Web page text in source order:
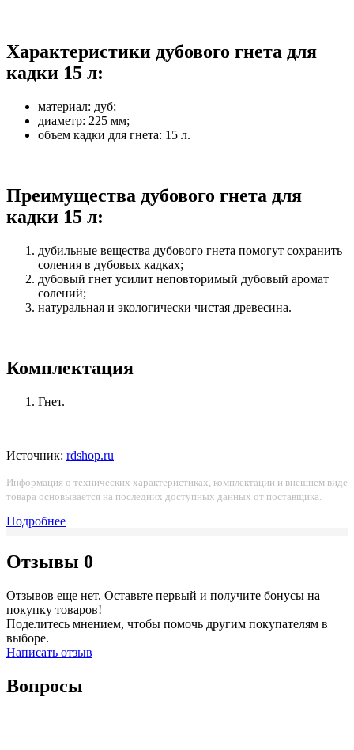
Характеристики дубового гнета для
кадки 15 л:
материал: дуб;
диаметр: 225 мм;
объем кадки для гнета: 15 л.
Преимущества дубового гнета для
кадки 15 л:
дубильные вещества дубового гнета помогут сохранить
соления в дубовых кадках;
дубовый гнет усилит неповторимый дубовый аромат
солений;
натуральная и экологически чистая древесина.
Комплектация
Гнет.
Источник: rdshop.ru
Информация о технических характеристиках, комплектации и внешнем виде
товара основывается на последних доступных данных от поставщика.
Подробнее
Отзывы 0
Отзывов еще нет. Оставьте первый и получите бонусы на
покупку товаров!
Поделитесь мнением, чтобы помочь другим покупателям в
выборе.
Написать отзыв
Вопросы